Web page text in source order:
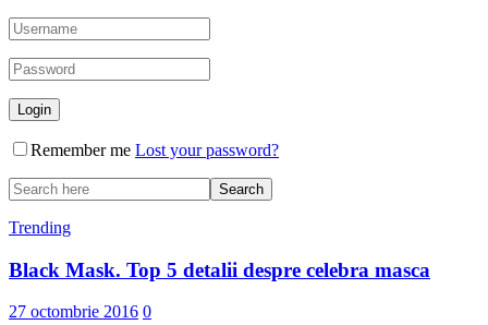
Remember me Lost your password?
Trending
Black Mask. Top 5 detalii despre celebra masca
27 octombrie 2016 0